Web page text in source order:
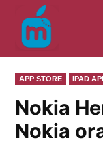
contenuto
PUBBLICATO
IN
APP STORE IPAD
Nokia
Nokia